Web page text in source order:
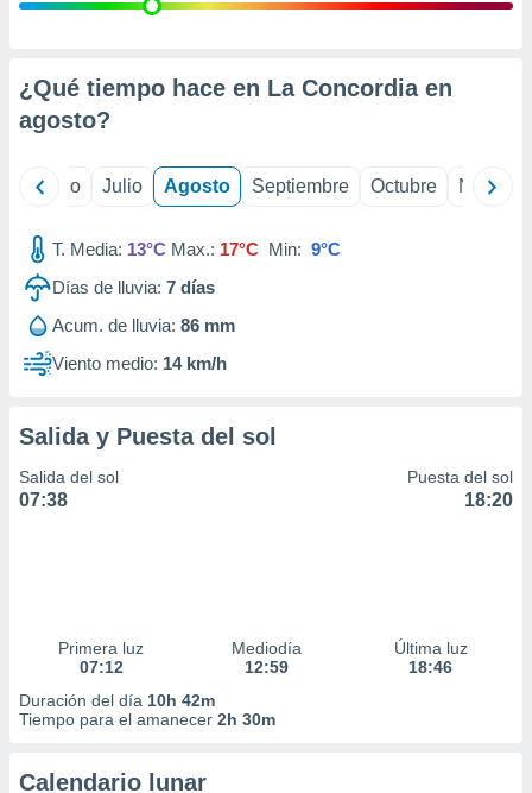
e
mediante
de
1199
¿Qué tiempo hace en La Concordia en
agosto?
Junio Julio Agosto Septiembre Octubre
T. Media: 13°C Max.: 17°C Min: 9°C
Días de lluvia: 7 días
Acum. de lluvia: 86 mm
Viento medio: 14 km/h
Salida y Puesta del sol
Salida del sol
07:38
Puesta del sol
18:20
Primera luz
07:12
Mediodía
12:59
Última luz
18:46
Duración del día 10h 42m
Tiempo para el amanecer 2h 30m
Calendario lunar